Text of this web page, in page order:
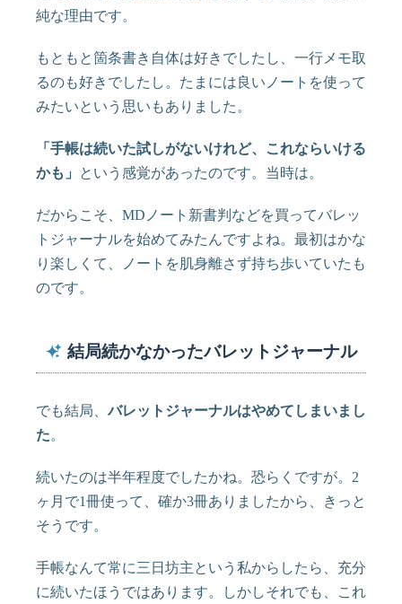
純な理由です。
もともと箇条書き自体は好きでしたし、一行メモ取
るのも好きでしたし。たまには良いノートを使って
みたいという思いもありました。
「手帳は続いた試しがないけれど、これならいける
かも」
という感覚があったのです。当時は。
だからこそ、MDノート新書判などを買ってバレッ
トジャーナルを始めてみたんですよね。最初はかな
り楽しくて、ノートを肌身離さず持ち歩いていたも
のです。
結局続かなかったバレットジャーナル
でも結局、バレットジャーナルはやめてしまいまし
た。
続いたのは半年程度でしたかね。恐らくですが。2
ヶ月で1冊使って、確か3冊ありましたから、きっと
そうです。
手帳なんて常に三日坊主という私からしたら、充分
に続いたほうではあります。しかしそれでも、これ